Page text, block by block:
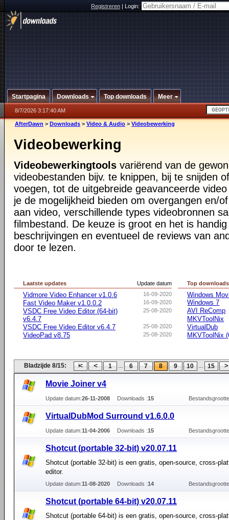
Registreren|Login:
Startpagina Downloads Top downloads Meer
8/7/2026 3:17:40 AM
AfterDawn > Downloads > Video & Audio > Videobewerking
Videobewerking
Videobewerkingtools variërend van de
videobestanden bijv. te knippen, bij te snijden
voegen, tot de uitgebreide geavanceerde
je de mogelijkheid bieden om overgangen en/
aan video, verschillende types videobronnen
filmbestand. De keuze is groot en het is
beschrijvingen en eventueel de reviews van
door te lezen.
Update datum
Laatste updates
16-09-2020
Vidmore Video Enhancer v1.0.6
16-09-2020
Fast Video Maker v1.0.0.2
25-08-2020
VSDC Free Video Editor (64-bit)
v6.4.7
25-08-2020
VSDC Free Video Editor v6.4.7
25-08-2020
VideoPad v8.75
Top downloads
Windows
Windows 7
AVI ReComp
MKVToolNix
VirtualDub
MKVToolNix
Bladzijde 8/15: 1 ... 6 7 8 9 10 ... 15
Movie Joiner v4
Update datum:26-11-2008 Downloads :15
VirtualDubMod Surround v1.6.0.0
Update datum:11-04-2006 Downloads :15
Shotcut (portable 32-bit) v20.07.11
Shotcut (portable 32-bit) is een gratis, open-source, cross-
editor.
Update datum:11-08-2020 Downloads :14
Shotcut (portable 64-bit) v20.07.11
Shotcut (portable 64-bit) is een gratis, open-source, cross-